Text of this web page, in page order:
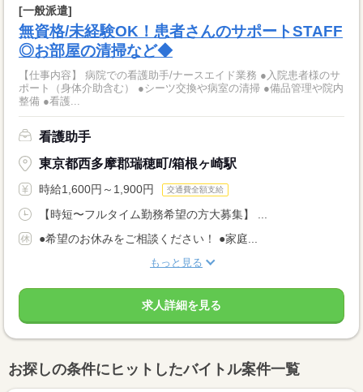
[一般派遣]
無資格/未経験OK！患者さんのサポートSTAFF
◎お部屋の清掃など◆
【仕事内容】 病院での看護助手/ナースエイド業務 ●入院患者様のサ
ポート（身体介助含む） ●シーツ交換や病室の清掃 ●備品管理や院内
整備 ●看護...
看護助手
東京都西多摩郡瑞穂町/箱根ヶ崎駅
時給1,600円～1,900円 交通費全額支給
【時短〜フルタイム勤務希望の方大募集】 ...
●希望のお休みをご相談ください！ ●家庭...
もっと見る
求人詳細を見る
お探しの条件にヒットしたバイトル案件一覧